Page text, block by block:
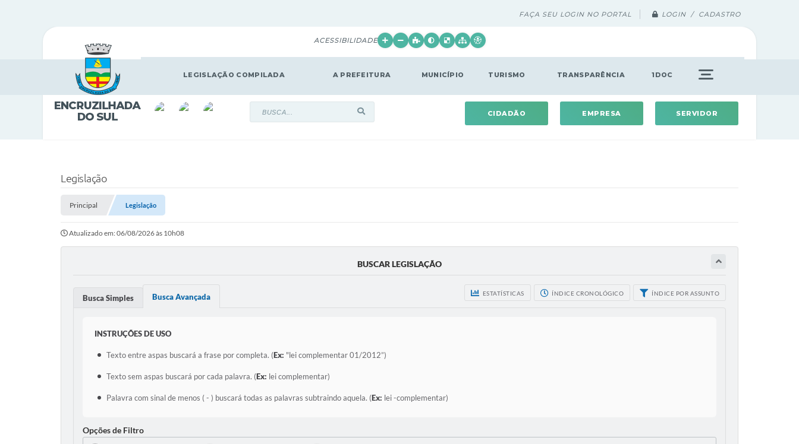
FAÇA SEU LOGIN NO PORTAL LOGIN / CADASTRO
ACESSIBILIDADE
LEGISLAÇÃO COMPILADA A PREFEITURA MUNICÍPIO TURISMO TRANSPARÊNCIA 1DOC
CIDADÃO EMPRESA SERVIDOR
Legislação
Principal Legislação
Atualizado em: 06/08/2026 às 10h08
BUSCAR LEGISLAÇÃO
ESTATÍSTICAS ÍNDICE CRONOLÓGICO ÍNDICE POR ASSUNTO
Busca Simples Busca Avançada
INSTRUÇÕES DE USO
Texto entre aspas buscará a frase por completa. (Ex: "lei complementar 01/2012”)
Texto sem aspas buscará por cada palavra. (Ex: lei complementar)
Palavra com sinal de menos ( - ) buscará todas as palavras subtraindo aquela. (Ex: lei -complementar)
Opções de Filtro